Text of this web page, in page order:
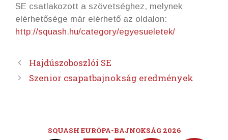
SE csatlakozott a szövetséghez, melynek
elérhetősége már elérhető az oldalon:
http://squash.hu/category/egyesueletek/
Hajdúszoboszlói SE
Szenior csapatbajnokság eredmények
SQUASH EURÓPA-BAJNOKSÁG 2026